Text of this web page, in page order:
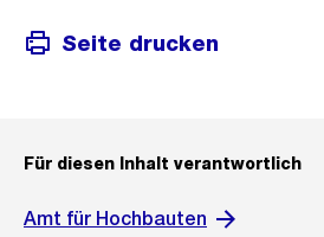
Seite drucken
Für diesen Inhalt verantwortlich
Amt für Hochbauten